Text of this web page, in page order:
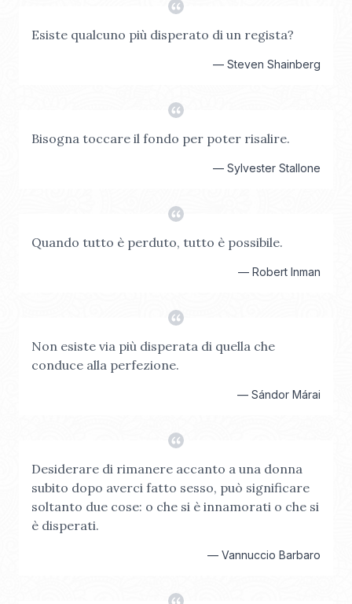
Esiste qualcuno più disperato di un regista?
— Steven Shainberg
Bisogna toccare il fondo per poter risalire.
— Sylvester Stallone
Quando tutto è perduto, tutto è possibile.
— Robert Inman
Non esiste via più disperata di quella che
conduce alla perfezione.
— Sándor Márai
Desiderare di rimanere accanto a una donna
subito dopo averci fatto sesso, può significare
soltanto due cose: o che si è innamorati o che si
è disperati.
— Vannuccio Barbaro